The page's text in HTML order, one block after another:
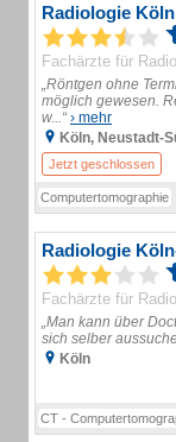
Fachärzte für
„Röntgen ohne
möglich gewesen.
w...“› mehr
Köln, Neustadt-
Jetzt geschlossen
Computertomographie
Fachärzte für
„Man kann über
sich selber
Köln
CT -